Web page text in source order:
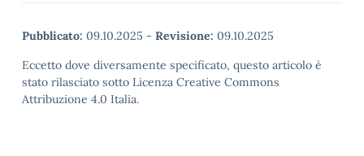
Pubblicato: 09.10.2025 - Revisione: 09.10.2025
Eccetto dove diversamente specificato, questo articolo è
stato rilasciato sotto Licenza Creative Commons
Attribuzione 4.0 Italia.